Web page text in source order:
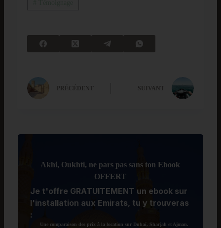
PRÉCÉDENT SUIVANT
Akhi, Oukhti, ne pars pas sans ton Ebook
OFFERT
Je t'offre GRATUITEMENT un ebook sur
l'installation aux Emirats, tu y trouveras
:
Une comparaison des prix à la location sur Dubaï, Sharjah et Ajman.